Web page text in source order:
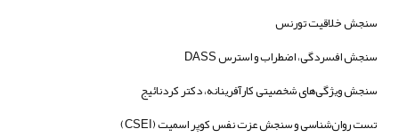
سنجش خلاقیت تورنس
سنجش افسردگی، اضطراب و استرس DASS
سنجش ویژگی‌های شخصیتی کارآفرینانه، دکتر کردنائیج
تست روان‌شناسی و سنجش عزت نفس کوپر اسمیت (CSEI)